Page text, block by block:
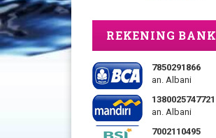
REKENING BANK
7850291866
an. Albani
1380025747721
an. Albani
7002110495